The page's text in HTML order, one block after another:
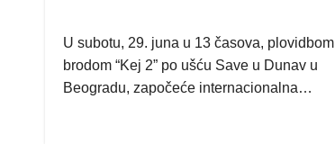
U subotu, 29. juna u 13 časova, plovidbom
brodom “Kej 2” po ušću Save u Dunav u
Beogradu, započeće internacionalna…